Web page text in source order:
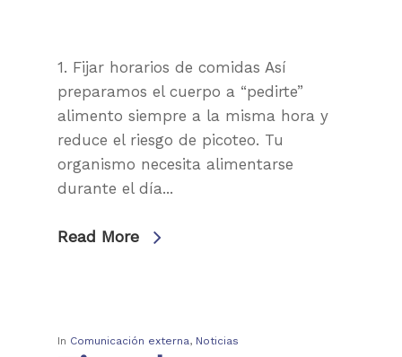
1. Fijar horarios de comidas Así
preparamos el cuerpo a “pedirte”
alimento siempre a la misma hora y
reduce el riesgo de picoteo. Tu
organismo necesita alimentarse
durante el día...
Read More
In Comunicación externa, Noticias